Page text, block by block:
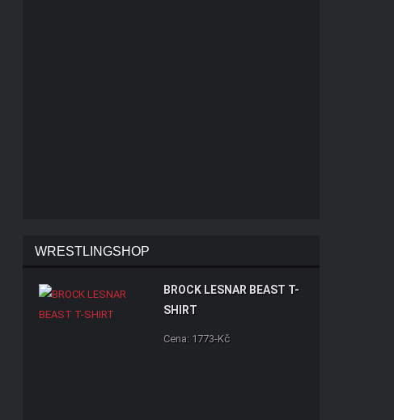
WRESTLINGSHOP
BROCK LESNAR BEAST T-
SHIRT
Cena: 1773-Kč